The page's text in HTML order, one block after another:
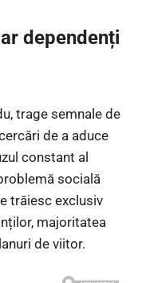
dependenți
trage semnale de
de a aduce
constant al
socială
trăiesc exclusiv
majoritatea
de viitor.